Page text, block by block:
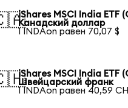
iShares MSCI India ETF
Канадский доллар
1 INDAon равен 70,07 $
iShares MSCI India ETF
Швейцарский франк
1 INDAon равен 40,59